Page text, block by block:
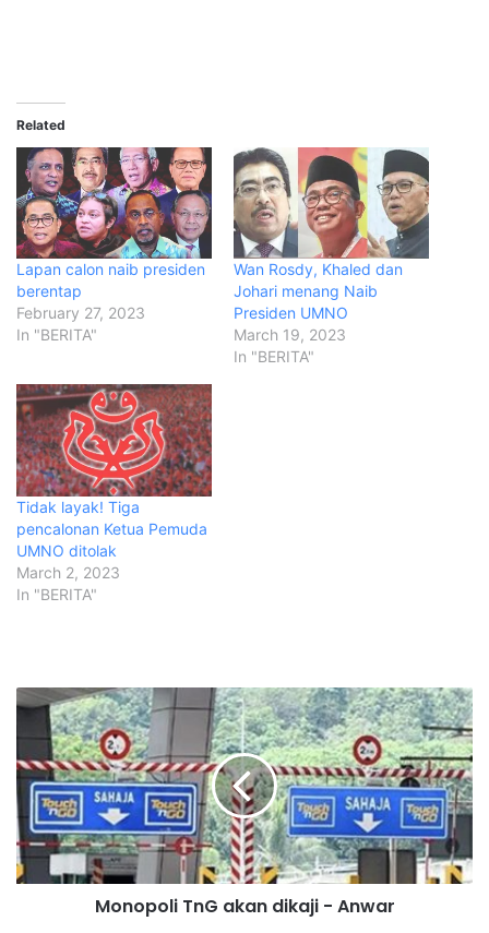
Related
Lapan calon naib presiden
berentap
February 27, 2023
In "BERITA"
Wan Rosdy, Khaled dan
Johari menang Naib
Presiden UMNO
March 19, 2023
In "BERITA"
Tidak layak! Tiga
pencalonan Ketua Pemuda
UMNO ditolak
March 2, 2023
In "BERITA"
o
p
o
l
i
T
Monopoli TnG akan dikaji - Anwar